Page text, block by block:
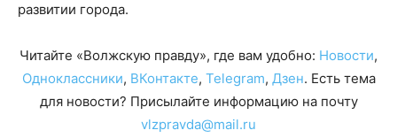
развитии города.
Читайте «Волжскую правду», где вам удобно: Новости,
Одноклассники, ВКонтакте, Telegram, Дзен. Есть тема
для новости? Присылайте информацию на почту
vlzpravda@mail.ru